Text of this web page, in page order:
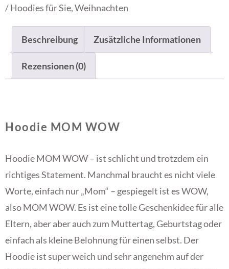
/ Hoodies für Sie,Weihnachten
Beschreibung Zusätzliche Informationen
Rezensionen (0)
Hoodie MOM WOW
Hoodie MOM WOW – ist schlicht und trotzdem ein
richtiges Statement. Manchmal braucht es nicht viele
Worte, einfach nur „Mom“ – gespiegelt ist es WOW,
also MOM WOW. Es ist eine tolle Geschenkidee für alle
Eltern, aber aber auch zum Muttertag, Geburtstag oder
einfach als kleine Belohnung für einen selbst. Der
Hoodie ist super weich und sehr angenehm auf der